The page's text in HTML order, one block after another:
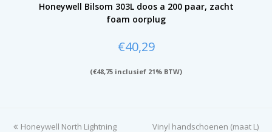
Honeywell Bilsom 303L doos a 200 paar, zacht
foam oorplug
€40,29
(€48,75 inclusief 21% BTW)
previous
Honeywell North Lightning next
Vinyl handschoenen (maat L)